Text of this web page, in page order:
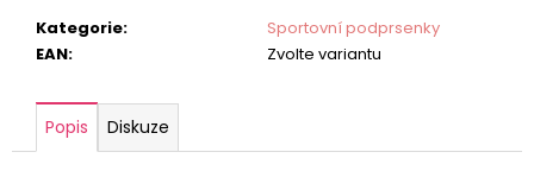
Kategorie:
Sportovní podprsenky
EAN: Zvolte variantu
Popis Diskuze